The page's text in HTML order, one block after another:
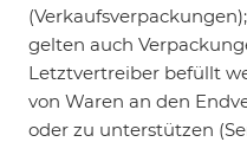
gelten auch
Letztvertreiber befüllt
von Waren an den
oder zu unterstützen